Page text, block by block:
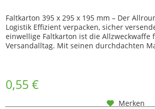
Faltkarton 395 x 295 x 195 mm – Der
Logistik Effizient verpacken, sicher
einwellige Faltkarton ist die Allzweckwaffe
Versandalltag. Mit seinen durchdachten
0,55 €
Merken